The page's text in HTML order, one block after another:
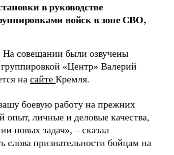
в руководстве
войск в зоне СВО,
На совещании были озвучены
«Центр» Валерий
на сайте Кремля.
боевую работу на прежних
опыт, личные и деловые качества,
новых задач», – сказал
слова признательности бойцам на